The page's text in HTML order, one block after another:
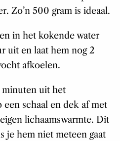
Zo’n 500 gram is ideaal.
in het kokende water
uit en laat hem nog 2
afkoelen.
minuten uit het
schaal en dek af met
lichaamswarmte. Dit
je hem niet meteen gaat